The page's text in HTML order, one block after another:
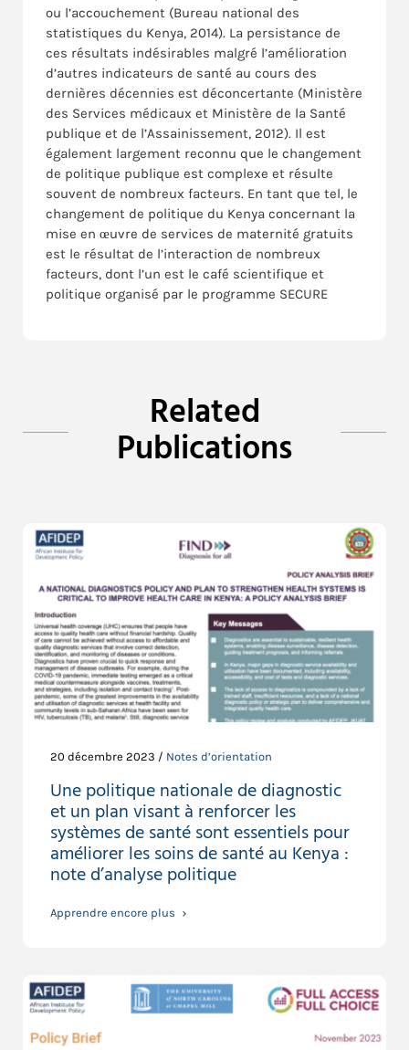
ou l’accouchement (Bureau national des
statistiques du Kenya, 2014). La persistance de
ces résultats indésirables malgré l’amélioration
d’autres indicateurs de santé au cours des
dernières décennies est déconcertante (Ministère
des Services médicaux et Ministère de la Santé
publique et de l’Assainissement, 2012). Il est
également largement reconnu que le changement
de politique publique est complexe et résulte
souvent de nombreux facteurs. En tant que tel, le
changement de politique du Kenya concernant la
mise en œuvre de services de maternité gratuits
est le résultat de l’interaction de nombreux
facteurs, dont l’un est le café scientifique et
politique organisé par le programme SECURE
Related
Publications
20 décembre 2023 / Notes d’orientation
Une politique nationale de diagnostic
et un plan visant à renforcer les
systèmes de santé sont essentiels pour
améliorer les soins de santé au Kenya :
note d’analyse politique
Apprendre encore plus